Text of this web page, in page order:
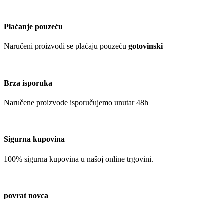
Plaćanje pouzeću
Naručeni proizvodi se plaćaju pouzeću gotovinski
Brza isporuka
Naručene proizvode isporučujemo unutar 48h
Sigurna kupovina
100% sigurna kupovina u našoj online trgovini.
povrat novca